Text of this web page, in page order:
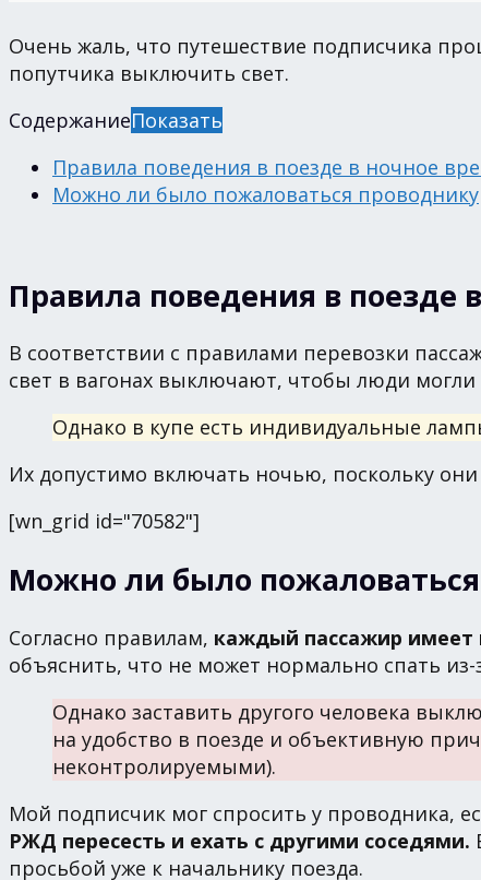
Очень жаль, что путешествие подписчика
попутчика выключить свет.
СодержаниеПоказать
Правила поведения в поезде в ночное
Можно ли было пожаловаться проводнику
Правила поведения в поезде
В соответствии с правилами перевозки
свет в вагонах выключают, чтобы люди могли
Однако в купе есть индивидуальные
Их допустимо включать ночью, поскольку
[wn_grid id="70582"]
Можно ли было
Согласно правилам, каждый пассажир имеет
объяснить, что не может нормально спать из-
Однако заставить другого человека
на удобство в поезде и объективную
неконтролируемыми).
Мой подписчик мог спросить у проводника,
РЖД пересесть и ехать с другими соседями.
просьбой уже к начальнику поезда.